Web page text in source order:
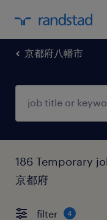
京都府八幡市
186 Temporary
京都府
filter 4